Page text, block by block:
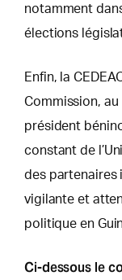
notamment
élections
Enfin, la
Commission,
président
constant de
des partenaires
vigilante et
politique en
Ci-dessous le